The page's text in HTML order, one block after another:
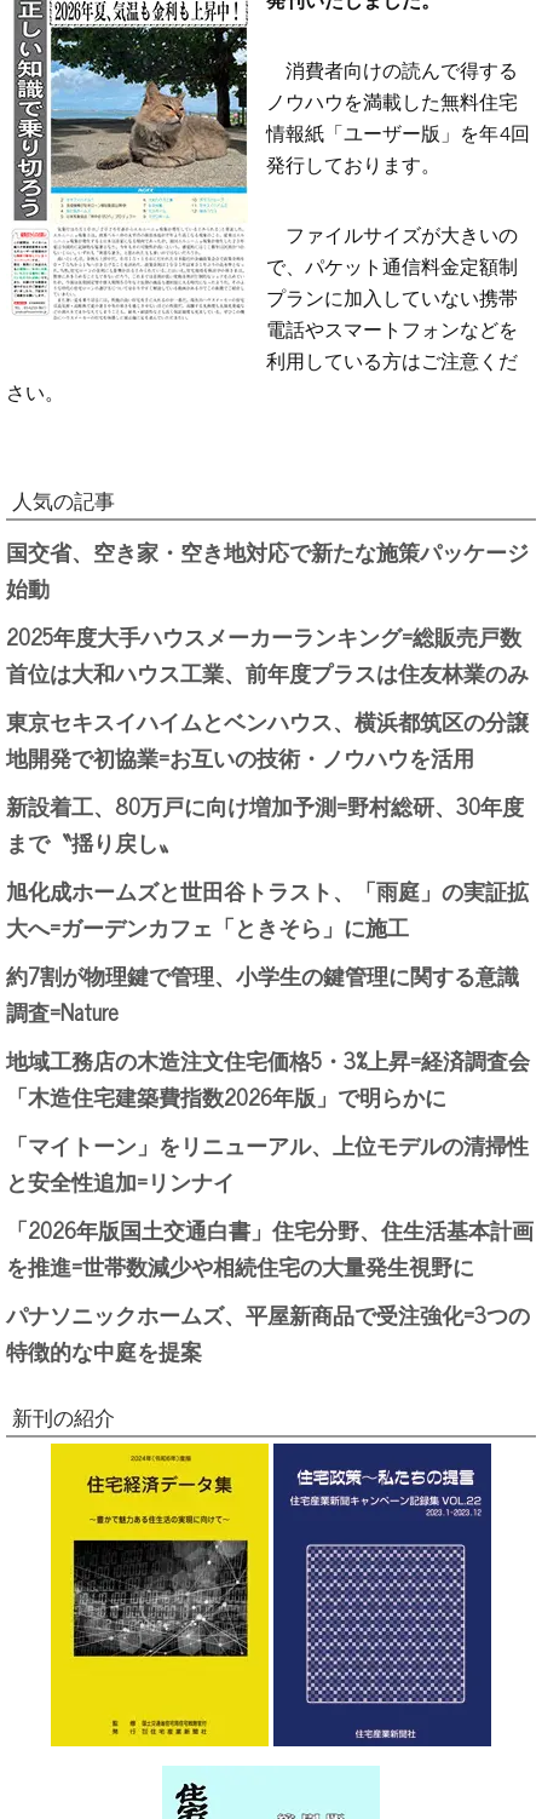
消費者向けの読んで得する
ノウハウを満載した無料住宅
情報紙「ユーザー版」を年4回
発行しております。
ファイルサイズが大きいの
で、パケット通信料金定額制
プランに加入していない携帯
電話やスマートフォンなどを
利用している方はご注意くだ
さい。
人気の記事
国交省、空き家・空き地対応で新たな施策パッケージ
始動
2025年度大手ハウスメーカーランキング=総販売戸数
首位は大和ハウス工業、前年度プラスは住友林業のみ
東京セキスイハイムとベンハウス、横浜都筑区の分譲
地開発で初協業=お互いの技術・ノウハウを活用
新設着工、80万戸に向け増加予測=野村総研、30年度
まで〝揺り戻し〟
旭化成ホームズと世田谷トラスト、「雨庭」の実証拡
大へ=ガーデンカフェ「ときそら」に施工
約7割が物理鍵で管理、小学生の鍵管理に関する意識
調査=Nature
地域工務店の木造注文住宅価格5・3%上昇=経済調査会
「木造住宅建築費指数2026年版」で明らかに
「マイトーン」をリニューアル、上位モデルの清掃性
と安全性追加=リンナイ
「2026年版国土交通白書」住宅分野、住生活基本計画
を推進=世帯数減少や相続住宅の大量発生視野に
パナソニックホームズ、平屋新商品で受注強化=3つの
特徴的な中庭を提案
新刊の紹介